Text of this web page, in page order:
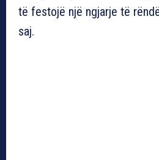
të festojë një ngjarje të
saj.